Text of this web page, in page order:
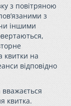
з повітряною
з
іншими
квитки на
відповідно
квитка.